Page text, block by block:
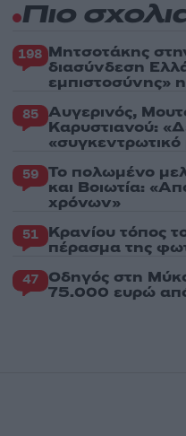
Πιο
198 Μητσοτάκης
διασύνδεση
εμπιστοσύνης»
85 Αυγερινός,
Καρυστιανού:
59 Το πολωμένο
και Βοιωτία:
χρόνων»
51 Κρανίου τόπος
πέρασμα της
47 Οδηγός στη
75.000 ευρώ